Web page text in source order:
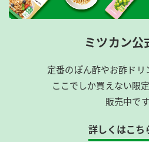
ミツカン公
定番のぽん酢やお酢ドリ
ここでしか買えない限
販売中です
詳しくはこち